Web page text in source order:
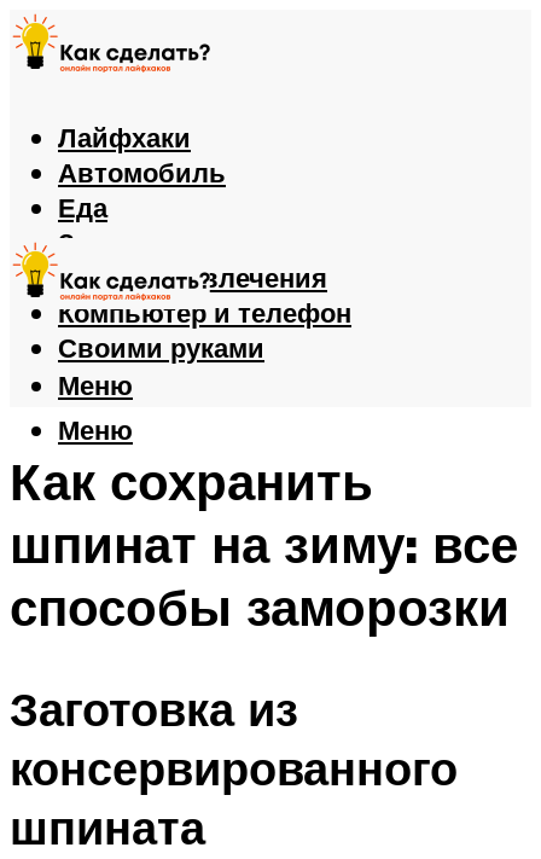
Лайфхаки
Автомобиль
Еда
Здоровье
Игры и развлечения
Компьютер и телефон
Своими руками
Меню
Меню
Как сохранить
шпинат на зиму: все
способы заморозки
Заготовка из
консервированного
шпината